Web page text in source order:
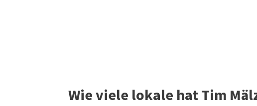
Wie viele lokale hat Tim